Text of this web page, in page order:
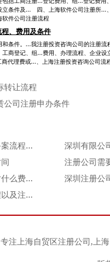
立条件及... 四、上海软件公司注册所
件公司注册流程
、费用及条件
条件。...我注册投资咨询公司的注册
商登记、组...费用、办理流程、企业
商代理费或...、上海注册投资咨询公
转让流程
公司注册申办条件
私募基金怎么备案？备案流程一文看懂
注册公司的注册流程时什么费用是多少
深圳注册公
深圳注册分公司的流程以及注意事项
专注上海自贸区注册公司,上